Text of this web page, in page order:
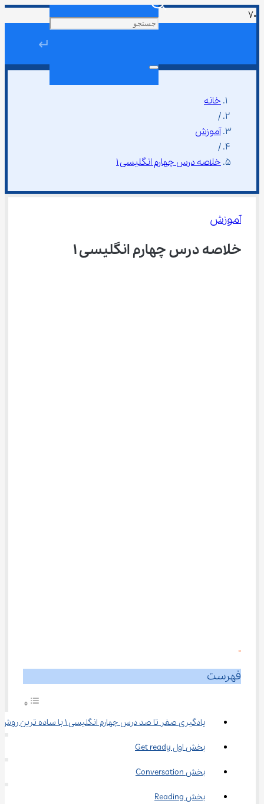
↵
خانه
/
آموزش
/
خلاصه درس چهارم انگلیسی ۱
آموزش
خلاصه درس چهارم انگلیسی ۱
0
فهرست
یادگیری صفر تا صد درس چهارم انگلیسی ۱ با ساده ترین روش
بخش اول Get ready
بخش Conversation
بخش Reading